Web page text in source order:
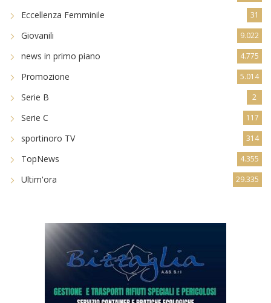
Eccellenza Femminile 31
Giovanili 9.022
news in primo piano 4.775
Promozione 5.014
Serie B 2
Serie C 117
sportinoro TV 314
TopNews 4.355
Ultim'ora 29.335